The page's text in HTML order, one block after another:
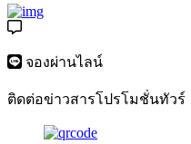
จองผ่านไลน์
ติดต่อข่าวสารโปรโมชั่นทัวร์